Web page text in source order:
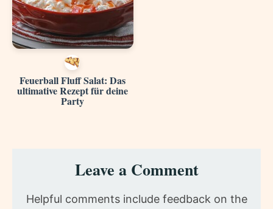
Feuerball Fluff Salat: Das
ultimative Rezept für deine
Party
InteractionsLeave a Comment
Helpful comments include feedback on the